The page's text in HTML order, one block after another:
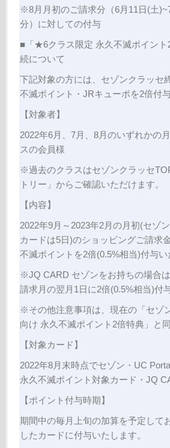
※8月月初のご請求分（6月11日(土
分）に対しての付与
■「★6クラス限定 永久不滅ポイント
続について
下記対象の方には、セゾンクラッセ
不滅ポイント・JRキューポを2倍付
【対象者】
2022年6月、7月、8月のいずれかの
スの会員様
※過去のクラスはセゾンクラッセ
トリー」からご確認いただけます。
【内容】
2022年9月～2023年2月の月初(セゾ
カードは5日)のショッピングご請求
不滅ポイントを2倍(0.5%相当)付与い
※JQ CARD セゾンをお持ちの場合
請求月の翌月1日に2倍(0.5%相当)付
※その他注意事項は、現在の「セゾ
向け 永久不滅ポイント2倍特典」と
【対象カード】
2022年8月末時点でセゾン・UC
永久不滅ポイント対象カード・JQ
【ポイント付与時期】
期間中の毎月上旬の加算を予定して
したカードに付与いたします。